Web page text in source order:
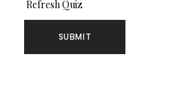
Refresh Quiz